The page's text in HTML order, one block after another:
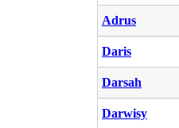
Adrus
Daris
Darsah
Darwisy